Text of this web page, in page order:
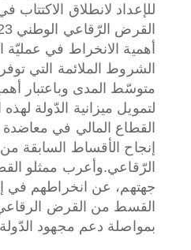
للإعداد لانطلاق
القرض الرّقاعي الوطني 2023.
أهمية الانخراط في عمليّة
الشروط الملائمة التي
متوسّط المدى وباعتبار
لتمويل ميزانية الدّولة
القطاع المالي في
إنجاح الأقساط السابقة
الرّقاعي.وأعرب ممثلو
جهتهم، عن انخراطهم في
القسط من القرض الرقاعي
بمواصلة دعم مجهود